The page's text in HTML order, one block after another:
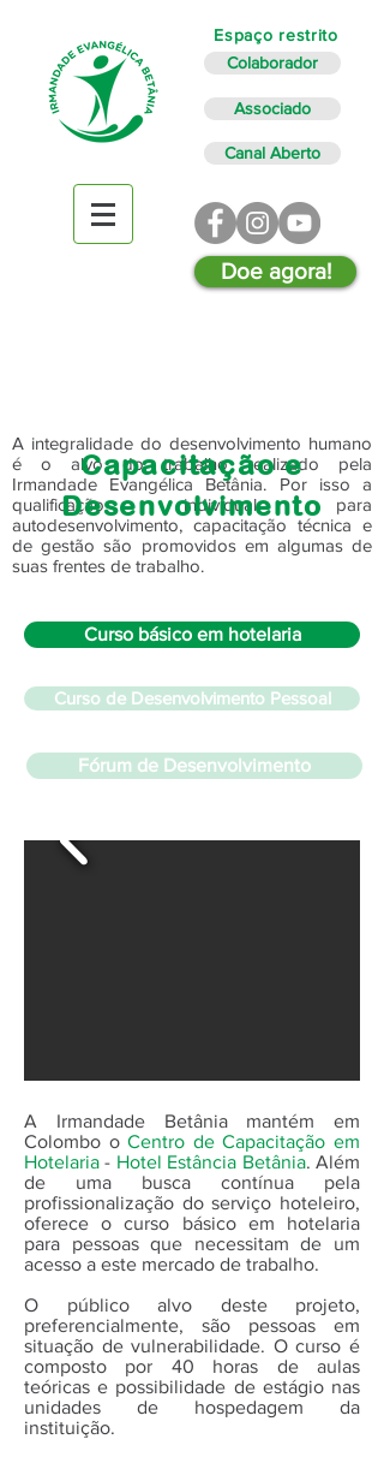
Espaço restrito
Colaborador
Associado
Canal Aberto
Doe agora!
A integralidade do desenvolvimento humano
é o alvo do trabalho realizado pela
Irmandade Evangélica Betânia. Por isso a
qualificação individual para
autodesenvolvimento, capacitação técnica e
de gestão são promovidos em algumas de
suas frentes de trabalho.
Curso básico em hotelaria
Curso de Desenvolvimento Pessoal
Fórum de Desenvolvimento
A Irmandade Betânia mantém em
Colombo oCentro de Capacitação em
Hotelaria - Hotel Estância Betânia. Além
de uma busca contínua pela
profissionalização do serviço hoteleiro,
oferece o curso básico em hotelaria
para pessoas que necessitam de um
acesso a este mercado de trabalho.
O público alvo deste projeto,
preferencialmente, são pessoas em
situação de vulnerabilidade. O curso é
composto por 40 horas de aulas
teóricas e possibilidade de estágio nas
unidades de hospedagem da
instituição.
Capacitação e
Desenvolvimento